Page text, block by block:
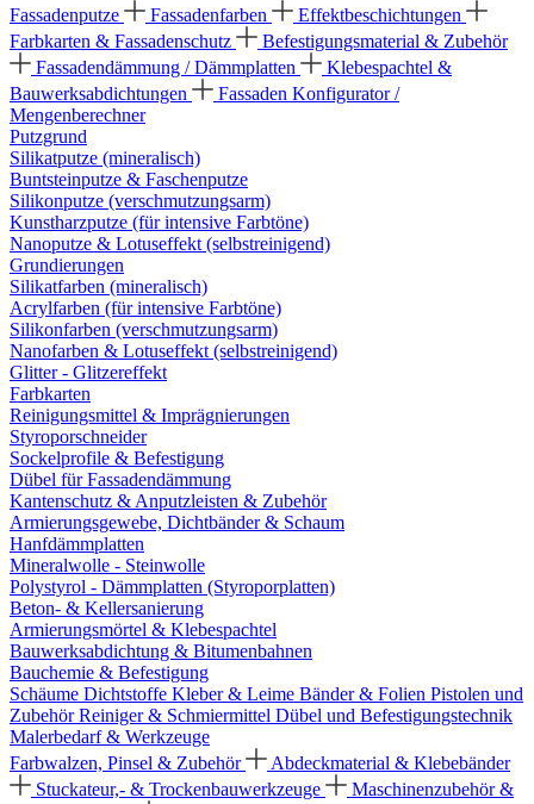
Fassadenputze
Fassadenfarben
Effektbeschichtungen
Farbkarten & Fassadenschutz
Befestigungsmaterial & Zubehör
Fassadendämmung / Dämmplatten
Klebespachtel &
Bauwerksabdichtungen
Fassaden Konfigurator /
Mengenberechner
Putzgrund
Silikatputze (mineralisch)
Buntsteinputze & Faschenputze
Silikonputze (verschmutzungsarm)
Kunstharzputze (für intensive Farbtöne)
Nanoputze & Lotuseffekt (selbstreinigend)
Grundierungen
Silikatfarben (mineralisch)
Acrylfarben (für intensive Farbtöne)
Silikonfarben (verschmutzungsarm)
Nanofarben & Lotuseffekt (selbstreinigend)
Glitter - Glitzereffekt
Farbkarten
Reinigungsmittel & Imprägnierungen
Styroporschneider
Sockelprofile & Befestigung
Dübel für Fassadendämmung
Kantenschutz & Anputzleisten & Zubehör
Armierungsgewebe, Dichtbänder & Schaum
Hanfdämmplatten
Mineralwolle - Steinwolle
Polystyrol - Dämmplatten (Styroporplatten)
Beton- & Kellersanierung
Armierungsmörtel & Klebespachtel
Bauwerksabdichtung & Bitumenbahnen
Bauchemie & Befestigung
Schäume Dichtstoffe Kleber & Leime Bänder & Folien Pistolen und
ZubehörReiniger & Schmiermittel Dübel und Befestigungstechnik
Malerbedarf & Werkzeuge
Farbwalzen, Pinsel & Zubehör
Abdeckmaterial & Klebebänder
Stuckateur,- & Trockenbauwerkzeuge
Maschinenzubehör &